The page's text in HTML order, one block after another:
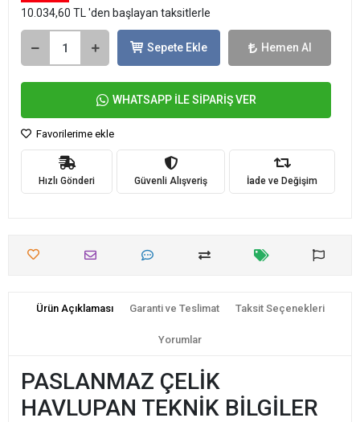
10.034,60 TL 'den başlayan taksitlerle
Sepete Ekle Hemen Al
WHATSAPP İLE SİPARİŞ VER
Favorilerime ekle
Hızlı Gönderi Güvenli Alışveriş İade ve Değişim
Ürün Açıklaması Garanti ve Teslimat Taksit Seçenekleri
Yorumlar
PASLANMAZ ÇELİK
HAVLUPAN TEKNİK BİLGİLER